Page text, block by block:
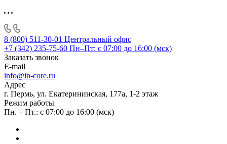
8 (800) 511-30-01 Центральный офис
+7 (342) 235-75-60 Пн–Пт: с 07:00 до 16:00 (мск)
Заказать звонок
E-mail
info@in-core.ru
Адрес
г. Пермь, ул. ​Екатерининская, 177а, ​1-2 этаж
Режим работы
Пн. – Пт.: с 07:00 до 16:00 (мск)